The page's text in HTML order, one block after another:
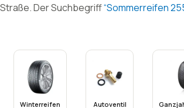
Straße. Der Suchbegriff“Sommerreifen
Winterreifen
Autoventil